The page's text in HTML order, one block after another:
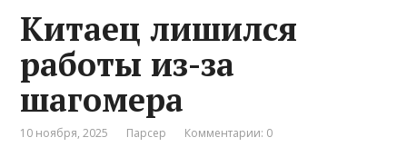
Китаец лишился
работы из-за
шагомера
10 ноября, 2025 Парсер Комментарии: 0